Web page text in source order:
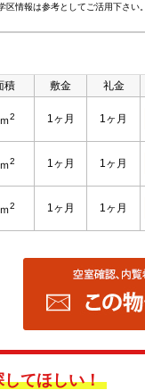
情報は参考としてご活用下さい。
積 敷金 礼金
2 1ヶ月 1ヶ月
2 1ヶ月 1ヶ月
2 1ヶ月 1ヶ月
てほしい！